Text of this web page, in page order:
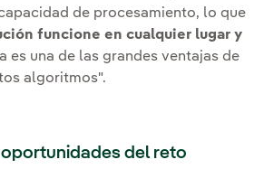
de procesamiento, lo que
funcione en cualquier lugar y
es una de las grandes ventajas de
algoritmos".
del reto